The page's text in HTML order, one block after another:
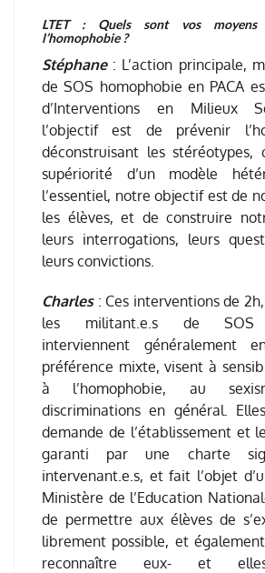
LTET : Quels sont vos moyens
l’homophobie ?
Stéphane: L’action principale,
de SOS homophobie en PACA
d’Interventions en Milieux
l’objectif est de prévenir
déconstruisant les stéréotypes,
supériorité d’un modèle
l’essentiel, notre objectif est de
les élèves, et de construire
leurs interrogations, leurs
leurs convictions.
Charles: Ces interventions de
les militant.e.s de SOS
interviennent généralement
préférence mixte, visent à
à l’homophobie, au
discriminations en général.
demande de l’établissement et
garanti par une charte
intervenant.e.s, et fait l’objet
Ministère de l’Education
de permettre aux élèves de
librement possible, et
reconnaître eux- et